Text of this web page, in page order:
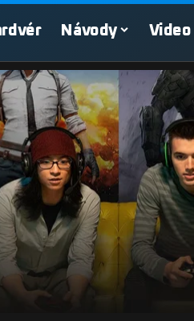
Návody Video